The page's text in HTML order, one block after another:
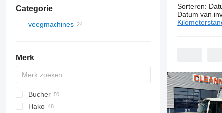
Categorie
veegmachines
Merk
Bucher
CityCat
CF
90
FL
C-series
Hako
24
Sorteren:
Datum van